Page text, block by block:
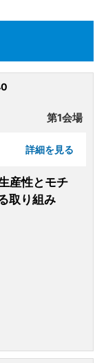
第1会場
詳細を見る
産性とモチ
取り組み